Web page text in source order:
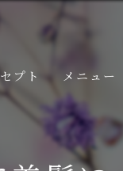
プト メニュー